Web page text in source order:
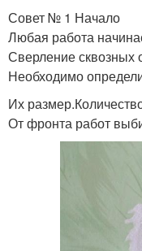
Совет № 1 Начало
Любая работа
Сверление сквозных
Необходимо
Их
От фронта работ